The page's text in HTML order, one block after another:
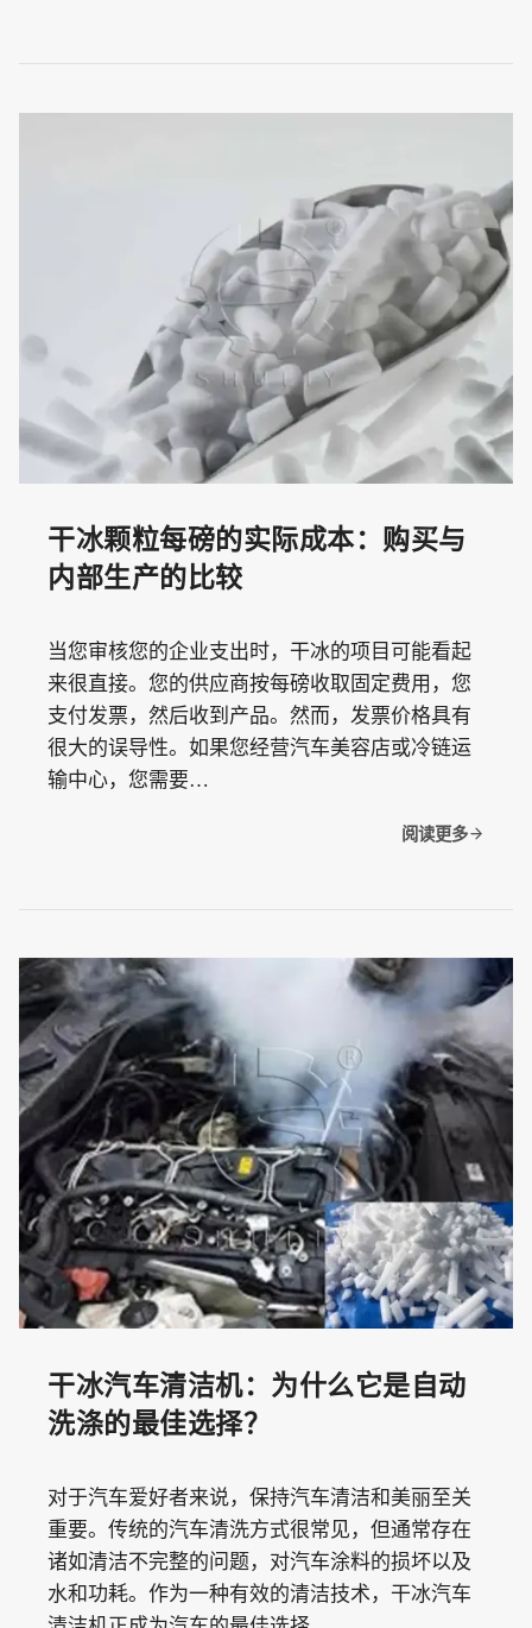
干冰颗粒每磅的实际成本：购买与
内部生产的比较
当您审核您的企业支出时，干冰的项目可能看起
来很直接。您的供应商按每磅收取固定费用，您
支付发票，然后收到产品。然而，发票价格具有
很大的误导性。如果您经营汽车美容店或冷链运
输中心，您需要…
阅读更多
干冰汽车清洁机：为什么它是自动
洗涤的最佳选择？
对于汽车爱好者来说，保持汽车清洁和美丽至关
重要。传统的汽车清洗方式很常见，但通常存在
诸如清洁不完整的问题，对汽车涂料的损坏以及
水和功耗。作为一种有效的清洁技术，干冰汽车